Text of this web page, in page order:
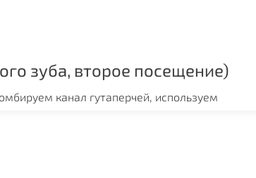
зуба, второе посещение)
канал гутаперчей, используем